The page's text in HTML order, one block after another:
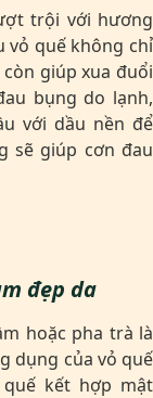
trội với hương
vỏ quế không chỉ
giúp xua đuổi
bụng do lạnh,
với dầu nền để
sẽ giúp cơn đau
đẹp da
hoặc pha trà là
dụng của vỏ quế
kết hợp mật